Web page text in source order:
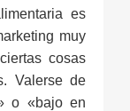
es
muy
cosas
Valerse de
o «bajo en